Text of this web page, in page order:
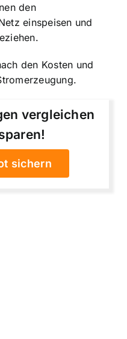
den
einspeisen und
den Kosten und
vergleichen
sichern